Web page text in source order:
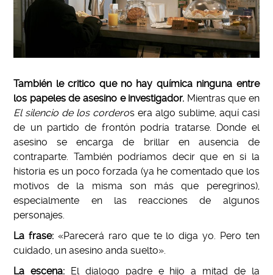
También le critico que no hay química ninguna entre
los papeles de asesino e investigador. Mientras que en
El silencio de los corderos era algo sublime, aquí casi
de un partido de frontón podría tratarse. Donde el
asesino se encarga de brillar en ausencia de
contraparte. También podríamos decir que en si la
historia es un poco forzada (ya he comentado que los
motivos de la misma son más que peregrinos),
especialmente en las reacciones de algunos
personajes.
La frase: «Parecerá raro que te lo diga yo. Pero ten
cuidado, un asesino anda suelto».
La escena: El dialogo padre e hijo a mitad de la